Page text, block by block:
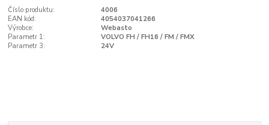
Číslo produktu:
4006
EAN kód:
4054037041266
Výrobce:
Webasto
Parametr 1:
VOLVO FH / FH16 / FM / FMX
Parametr 3:
24V